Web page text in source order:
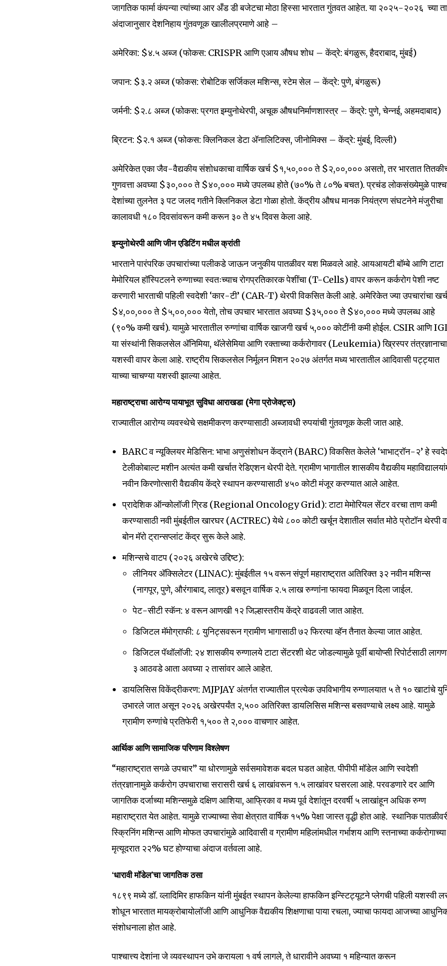
SUBSCRIBERS and be part
of the conversation.
To subscribe, simply enter your email address on our website or click
won't spam your inbox. Your information is safe with us.
जागतिक फार्मा कंपन्या त्यांच्या आर अँड डी बजेटचा मोठा हिस्सा भारतात गुंतवत आहेत. या २०२५-२०२६ च्या
अंदाजानुसार देशनिहाय गुंतवणूक खालीलप्रमाणे आहे –
अमेरिका: $४.५ अब्ज (फोकस: CRISPR आणि एआय औषध शोध – केंद्रे: बंगळुरू, हैदराबाद, मुंबई)
जपान: $३.२ अब्ज (फोकस: रोबोटिक सर्जिकल मशिन्स, स्टेम सेल – केंद्रे: पुणे, बंगळुरू)
जर्मनी: $२.८ अब्ज (फोकस: प्रगत इम्युनोथेरपी, अचूक औषधनिर्माणशास्त्र – केंद्रे: पुणे, चेन्नई, अहमदाबाद)
ब्रिटन: $२.१ अब्ज (फोकस: क्लिनिकल डेटा अ‍ॅनालिटिक्स, जीनोमिक्स – केंद्रे: मुंबई, दिल्ली)
अमेरिकेत एका जैव-वैद्यकीय संशोधकाचा वार्षिक खर्च $१,५०,००० ते $२,००,००० असतो, तर भारतात
गुणवत्ता अवघ्या $३०,००० ते $४०,००० मध्ये उपलब्ध होते (७०% ते ८०% बचत). प्रचंड लोकसंख्येमुळे
देशांच्या तुलनेत ३ पट जलद गतीने क्लिनिकल डेटा गोळा होतो. केंद्रीय औषध मानक नियंत्रण संघटनेने मंजुरीचा
कालावधी १८० दिवसांवरून कमी करून ३० ते ४५ दिवस केला आहे.
इम्युनोथेरपी आणि जीन एडिटिंग मधील क्रांती
भारताने पारंपरिक उपचारांच्या पलीकडे जाऊन जनुकीय पातळीवर यश मिळवले आहे. आयआयटी बॉम्बे आणि टाटा
मेमोरियल हॉस्पिटलने रुग्णाच्या स्वतःच्याच रोगप्रतिकारक पेशींचा (T-Cells) वापर करून कर्करोग पेशी नष्ट
करणारी भारताची पहिली स्वदेशी ‘कार-टी’ (CAR-T) थेरपी विकसित केली आहे. अमेरिकेत ज्या उपचारांचा
$४,००,००० ते $५,००,००० येतो, तोच उपचार भारतात अवघ्या $३५,००० ते $४०,००० मध्ये उपलब्ध आहे
(९०% कमी खर्च). यामुळे भारतातील रुग्णांचा वार्षिक खाजगी खर्च ₹५,००० कोटींनी कमी होईल. CSIR आणि
या संस्थांनी सिकलसेल अ‍ॅनिमिया, थॅलेसेमिया आणि रक्ताच्या कर्करोगावर (Leukemia) ख्रिस्पर तंत्रज्ञानाचा
यशस्वी वापर केला आहे. राष्ट्रीय सिकलसेल निर्मूलन मिशन २०२७ अंतर्गत मध्य भारतातील आदिवासी पट्ट्यात
याच्या चाचण्या यशस्वी झाल्या आहेत.
महाराष्ट्राचा आरोग्य पायाभूत सुविधा आराखडा (मेगा प्रोजेक्ट्स)
राज्यातील आरोग्य व्यवस्थेचे सक्षमीकरण करण्यासाठी अब्जावधी रुपयांची गुंतवणूक केली जात आहे.
BARC व न्यूक्लियर मेडिसिन: भाभा अणुसंशोधन केंद्राने (BARC) विकसित केलेले ‘भाभाट्रॉन-२’ हे
टेलीकोबाल्ट मशीन अत्यंत कमी खर्चात रेडिएशन थेरपी देते. ग्रामीण भागातील शासकीय वैद्यकीय
नवीन किरणोत्सारी वैद्यकीय केंद्रे स्थापन करण्यासाठी ₹४५० कोटी मंजूर करण्यात आले आहेत.
प्रादेशिक ऑन्कोलॉजी ग्रिड (Regional Oncology Grid): टाटा मेमोरियल सेंटर वरचा ताण कमी
करण्यासाठी नवी मुंबईतील खारघर (ACTREC) येथे ₹८०० कोटी खर्चून देशातील सर्वात मोठे प्रोटॉन थेरपी व
बोन मॅरो ट्रान्सप्लांट केंद्र सुरू केले आहे.
मशिन्सचे वाटप (२०२६ अखेरचे उद्दिष्ट):
लीनियर अ‍ॅक्सिलेटर (LINAC): मुंबईतील १५ वरून संपूर्ण महाराष्ट्रात अतिरिक्त ३२ नवीन मशिन्स
(नागपूर, पुणे, औरंगाबाद, लातूर) बसवून वार्षिक २.५ लाख रुग्णांना फायदा मिळवून दिला जाईल.
पेट-सीटी स्कॅन: ४ वरून आणखी १२ जिल्हास्तरीय केंद्रे वाढवली जात आहेत.
डिजिटल मॅमोग्राफी: ८ युनिट्सवरून ग्रामीण भागासाठी ७२ फिरत्या व्हॅन तैनात केल्या जात आहेत.
डिजिटल पॅथॉलॉजी: २४ शासकीय रुग्णालये टाटा सेंटरशी थेट जोडल्यामुळे पूर्वी बायोप्सी रिपोर्टसाठी
३ आठवडे आता अवघ्या २ तासांवर आले आहेत.
डायलिसिस विकेंद्रीकरण: MJPJAY अंतर्गत राज्यातील प्रत्येक उपविभागीय रुग्णालयात ५ ते १० खाटांचे
उभारले जात असून २०२६ अखेरपर्यंत २,५०० अतिरिक्त डायलिसिस मशिन्स बसवण्याचे लक्ष्य आहे. यामुळे
ग्रामीण रुग्णांचे प्रतिफेरी ₹१,५०० ते ₹२,००० वाचणार आहेत.
आर्थिक आणि सामाजिक परिणाम विश्लेषण
“महाराष्ट्रात सगळे उपचार” या धोरणामुळे सर्वसमावेशक बदल घडत आहेत. पीपीपी मॉडेल आणि स्वदेशी
तंत्रज्ञानामुळे कर्करोग उपचाराचा सरासरी खर्च ₹६ लाखांवरून ₹१.५ लाखांवर घसरला आहे. परवडणारे दर आणि
जागतिक दर्जाच्या मशिन्समुळे दक्षिण आशिया, आफ्रिका व मध्य पूर्व देशांतून दरवर्षी ५ लाखांहून अधिक रुग्ण
महाराष्ट्रात येत आहेत. यामुळे राज्याच्या सेवा क्षेत्रात वार्षिक १५% पेक्षा जास्त वृद्धी होत आहे. स्थानिक
स्क्रिनिंग मशिन्स आणि मोफत उपचारांमुळे आदिवासी व ग्रामीण महिलांमधील गर्भाशय आणि स्तनाच्या कर्करोगाच्या
मृत्यूदरात २२% घट होण्याचा अंदाज वर्तवला आहे.
‘धारावी मॉडेल’चा जागतिक ठसा
१८९९ मध्ये डॉ. व्लादिमिर हाफकिन यांनी मुंबईत स्थापन केलेल्या हाफकिन इन्स्टिट्यूटने प्लेगची पहिली यशस्वी
शोधून भारतात मायक्रोबायोलॉजी आणि आधुनिक वैद्यकीय शिक्षणाचा पाया रचला, ज्याचा फायदा आजच्या
संशोधनाला होत आहे.
पाश्चात्त्य देशांना जे व्यवस्थापन उभे करायला १ वर्ष लागले, ते धारावीने अवघ्या १ महिन्यात करून